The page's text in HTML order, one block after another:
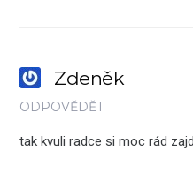
Zdeněk
ODPOVĚDĚT
tak kvuli radce si moc rád